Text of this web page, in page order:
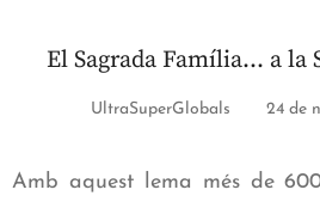
El Sagrada Família… a la
UltraSuperGlobals 24 de
Amb aquest lema més de